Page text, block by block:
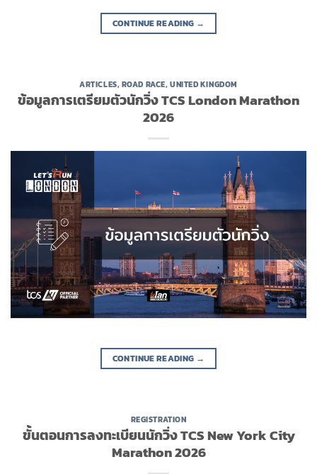
CONTINUE READING →
ARTICLES,ROAD RACE,UNITED KINGDOM
ข้อมูลการเตรียมตัวนักวิ่ง TCS London Marathon
2026
CONTINUE READING →
REGISTRATION
ขั้นตอนการลงทะเบียนนักวิ่ง TCS New York City
Marathon 2026